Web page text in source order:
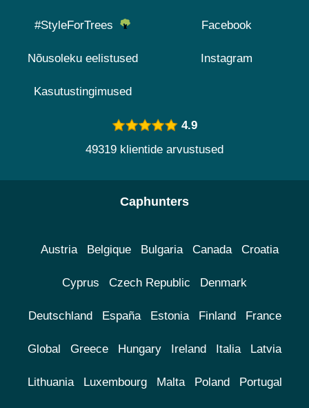
#StyleForTrees
Nõusoleku eelistused
Kasutustingimused
Facebook
Instagram
4.9
49319 klientide arvustused
Caphunters
Austria Belgique Bulgaria Canada Croatia
Cyprus Czech Republic Denmark
Deutschland España Estonia Finland France
Global Greece Hungary Ireland Italia Latvia
Lithuania Luxembourg Malta Poland Portugal